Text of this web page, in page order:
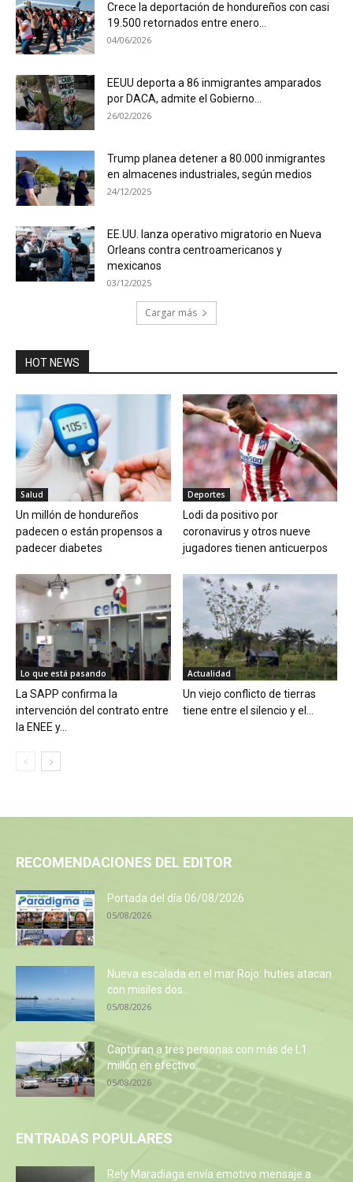
Crece la deportación de hondureños con casi
19.500 retornados entre enero...
04/06/2026
EEUU deporta a 86 inmigrantes amparados
por DACA, admite el Gobierno...
26/02/2026
Trump planea detener a 80.000 inmigrantes
en almacenes industriales, según medios
24/12/2025
EE.UU. lanza operativo migratorio en Nueva
Orleans contra centroamericanos y
mexicanos
03/12/2025
Cargar más
HOT NEWS
Salud
Un millón de hondureños
padecen o están propensos a
padecer diabetes
Deportes
Lodi da positivo por
coronavirus y otros nueve
jugadores tienen anticuerpos
Lo que está pasando
La SAPP confirma la
intervención del contrato entre
la ENEE y...
Actualidad
Un viejo conflicto de tierras
tiene entre el silencio y el...
RECOMENDACIONES DEL EDITOR
Portada del día 06/08/2026
05/08/2026
Nueva escalada en el mar Rojo: hutíes atacan
con misiles dos...
05/08/2026
Capturan a tres personas con más de L1
millón en efectivo...
05/08/2026
ENTRADAS POPULARES
Rely Maradiaga envía emotivo mensaje a